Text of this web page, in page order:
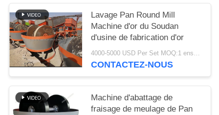
Lavage Pan Round Mill
Machine d'or du Soudan
d'usine de fabrication d'or
CONTACTEZ-NOUS
Machine d'abattage de
fraisage de meulage de Pan